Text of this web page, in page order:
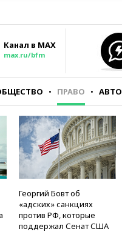
Канал в MAX
max.ru/bfm
ПРАВО АВТО
Георгий Бовт об
«адских» санкциях
против РФ, которые
поддержал Сенат США